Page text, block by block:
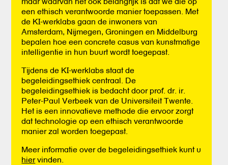
een ethisch verantwoorde manier toepassen. Met
de KI-werklabs gaan de inwoners van
Amsterdam, Nijmegen, Groningen en Middelburg
bepalen hoe een concrete casus van kunstmatige
intelligentie in hun buurt wordt toegepast.
Tijdens de KI-werklabs staat de
begeleidingsethiek centraal. De
begeleidingsethiek is bedacht door prof. dr. ir.
Peter-Paul Verbeek van de Universiteit Twente.
Het is een innovatieve methode die ervoor zorgt
dat technologie op een ethisch verantwoorde
manier zal worden toegepast.
Meer informatie over de begeleidingsethiek kunt u
hiervinden.